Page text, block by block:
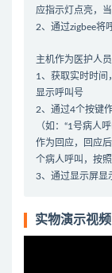
应指示灯点亮，
2、通过zigbee将
主机作为医护人
1、获取实时时间
显示呼叫号
2、通过4个按键
（如：“1号病人
作为回应，回应
个病人呼叫，按
3、通过显示屏显
实物演示视频